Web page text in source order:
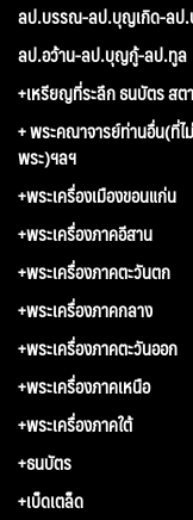
ลป.บรรณ-ลป.บุญเกิด-ลป
ลป.อว้าน-ลป.บุญกู้-ลป.ทูล
+เหรียญที่ระลึก ธนบัตร สต
+ พระคณาจารย์ท่านอื่น(ที่ไ
พระ)ฯลฯ
+พระเครื่องเมืองขอนแก่น
+พระเครื่องภาคอีสาน
+พระเครื่องภาคตะวันตก
+พระเครื่องภาคกลาง
+พระเครื่องภาคตะวันออก
+พระเครื่องภาคเหนือ
+พระเครื่องภาคใต้
+ธนบัตร
+เบ็ดเตล็ด